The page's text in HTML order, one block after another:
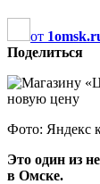
от
Поделиться
Фото: Яндекс
Это один из
в Омске.